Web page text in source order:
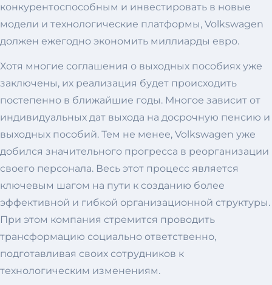
конкурентоспособным и инвестировать в новые
модели и технологические платформы, Volkswagen
должен ежегодно экономить миллиарды евро.
Хотя многие соглашения о выходных пособиях уже
заключены, их реализация будет происходить
постепенно в ближайшие годы. Многое зависит от
индивидуальных дат выхода на досрочную пенсию и
выходных пособий. Тем не менее, Volkswagen уже
добился значительного прогресса в реорганизации
своего персонала. Весь этот процесс является
ключевым шагом на пути к созданию более
эффективной и гибкой организационной структуры.
При этом компания стремится проводить
трансформацию социально ответственно,
подготавливая своих сотрудников к
технологическим изменениям.